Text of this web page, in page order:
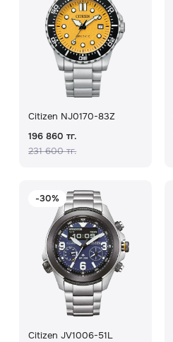
Citizen NJ0170-83Z
196 860 тг.
231 600 тг.
-30%
Citizen JV1006-51L